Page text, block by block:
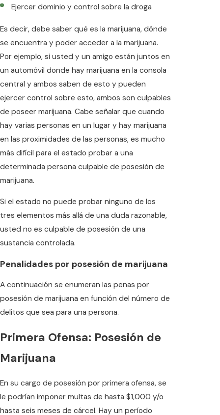
Ejercer dominio y control sobre la droga
Es decir, debe saber qué es la marijuana, dónde
se encuentra y poder acceder a la marijuana.
Por ejemplo, si usted y un amigo están juntos en
un automóvil donde hay marijuana en la consola
central y ambos saben de esto y pueden
ejercer control sobre esto, ambos son culpables
de poseer marijuana. Cabe señalar que cuando
hay varias personas en un lugar y hay marijuana
en las proximidades de las personas, es mucho
más difícil para el estado probar a una
determinada persona culpable de posesión de
marijuana.
Si el estado no puede probar ninguno de los
tres elementos más allá de una duda razonable,
usted no es culpable de posesión de una
sustancia controlada.
Penalidades por posesión de marijuana
A continuación se enumeran las penas por
posesión de marijuana en función del número de
delitos que sea para una persona.
Primera Ofensa: Posesión de
Marijuana
En su cargo de posesión por primera ofensa, se
le podrían imponer multas de hasta $1,000 y/o
hasta seis meses de cárcel. Hay un período